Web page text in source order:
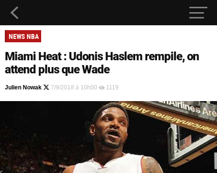
NEWS NBA
Miami Heat : Udonis Haslem rempile, on
attend plus que Wade
Julien Nowak 7/9/2018 à 10h00 1119